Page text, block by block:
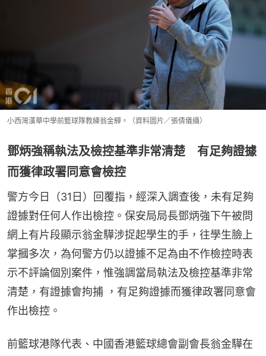
小西灣漢華中學前籃球隊教練翁金驊。（資料圖片／張倩儀攝）
鄧炳強稱執法及檢控基準非常清楚 有足夠證據
而獲律政署同意會檢控
警方今日（31日）回覆指，經深入調查後，未有足夠
證據對任何人作出檢控。保安局局長鄧炳強下午被問
網上有片段顯示翁金驊涉捉起學生的手，往學生臉上
掌摑多次，為何警方仍以證據不足為由不作檢控時表
示不評論個別案件，惟強調當局執法及檢控基準非常
清楚，有證據會拘捕 ，有足夠證據而獲律政署同意會
作出檢控。
前籃球港隊代表、中國香港籃球總會副會長翁金驊在